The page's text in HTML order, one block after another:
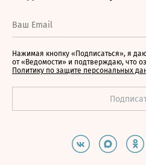
Нажимая кнопку «Подписаться», я
от «Ведомости» и подтверждаю, что
Политику по защите персональных